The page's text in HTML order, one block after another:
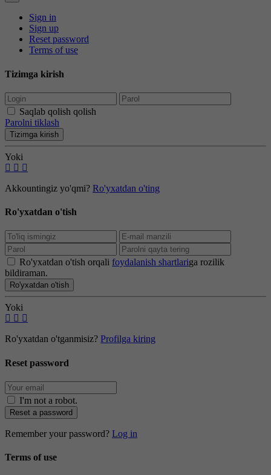
Sign in
Sign up
Reset password
Terms of use
Tizimga kirish
Saqlab qolish qolish
Parolni tiklash
Tizimga kirish
Yoki
Akkountingiz yo'qmi? Ro'yxatdan o'ting
Ro'yxatdan o'tish
Ro'yxatdan o'tish orqali foydalanish shartlariga rozilik
bildiraman.
Ro'yxatdan o'tish
Yoki
Ro'yxatdan o'tganmisiz? Profilga kiring
Reset password
I'm not a robot.
Reset a password
Remember your password? Log in
Terms of use